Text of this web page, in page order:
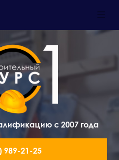
с 2007 года
989-21-25